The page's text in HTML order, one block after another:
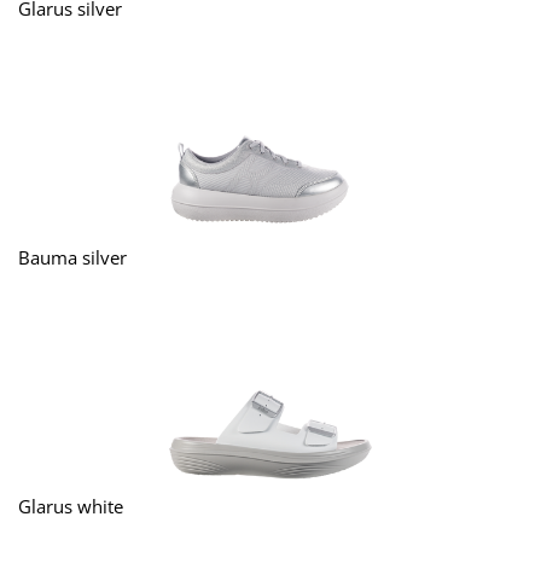
Glarus silver
Bauma silver
Glarus white